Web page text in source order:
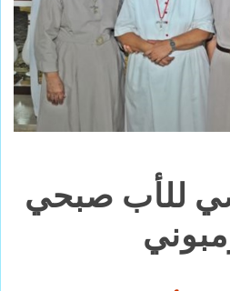
للأب صبحي